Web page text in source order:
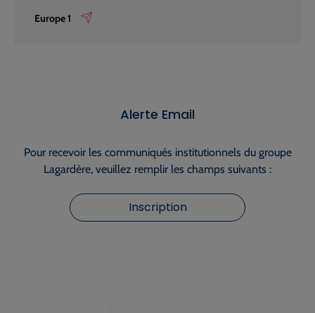
Europe 1
Alerte Email
Pour recevoir les communiqués institutionnels du groupe
Lagardère, veuillez remplir les champs suivants :
Inscription